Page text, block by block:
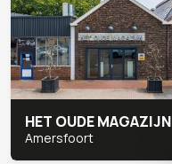
HET OUDE MAGAZIJN
Amersfoort